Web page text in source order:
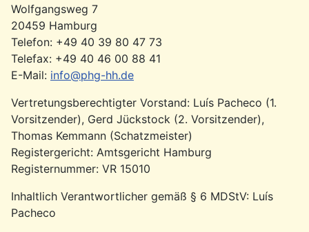
Wolfgangsweg 7
20459 Hamburg
Telefon: +49 40 39 80 47 73
Telefax: +49 40 46 00 88 41
E-Mail: info@phg-hh.de
Vertretungsberechtigter Vorstand: Luís Pacheco (1.
Vorsitzender), Gerd Jückstock (2. Vorsitzender),
Thomas Kemmann (Schatzmeister)
Registergericht: Amtsgericht Hamburg
Registernummer: VR 15010
Inhaltlich Verantwortlicher gemäß § 6 MDStV: Luís
Pacheco